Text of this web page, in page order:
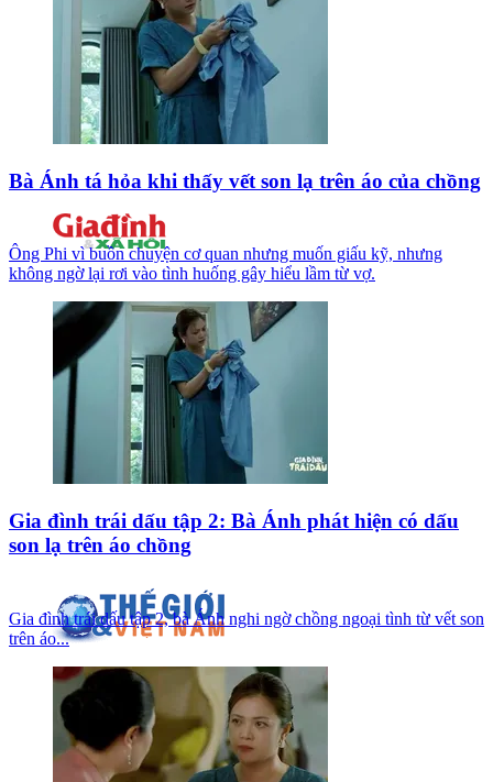
Bà Ánh tá hỏa khi thấy vết son lạ trên áo của chồng
Ông Phi vì buồn chuyện cơ quan nhưng muốn giấu kỹ, nhưng
không ngờ lại rơi vào tình huống gây hiểu lầm từ vợ.
Gia đình trái dấu tập 2: Bà Ánh phát hiện có dấu
son lạ trên áo chồng
Gia đình trái dấu tập 2, bà Ánh nghi ngờ chồng ngoại tình từ vết son
trên áo...